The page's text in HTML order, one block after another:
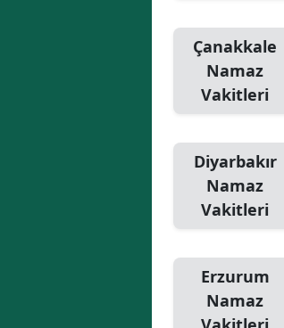
Çanakkale
Namaz
Vakitleri
Diyarbakır
Namaz
Vakitleri
Erzurum
Namaz